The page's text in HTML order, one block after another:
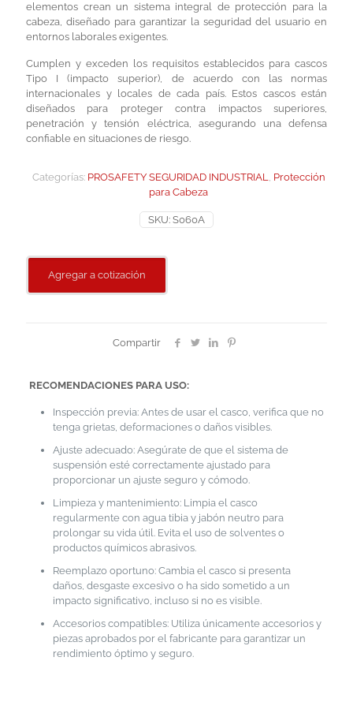
elementos crean un sistema integral de protección para la
cabeza, diseñado para garantizar la seguridad del usuario en
entornos laborales exigentes.
Cumplen y exceden los requisitos establecidos para cascos
Tipo I (impacto superior), de acuerdo con las normas
internacionales y locales de cada país. Estos cascos están
diseñados para proteger contra impactos superiores,
penetración y tensión eléctrica, asegurando una defensa
confiable en situaciones de riesgo.
SKU: S060A
Categorías: PROSAFETY SEGURIDAD INDUSTRIAL, Protección
para Cabeza
Agregar a cotización
Compartir
RECOMENDACIONES PARA USO:
Inspección previa: Antes de usar el casco, verifica que no
tenga grietas, deformaciones o daños visibles.
Ajuste adecuado: Asegúrate de que el sistema de
suspensión esté correctamente ajustado para
proporcionar un ajuste seguro y cómodo.
Limpieza y mantenimiento: Limpia el casco
regularmente con agua tibia y jabón neutro para
prolongar su vida útil. Evita el uso de solventes o
productos químicos abrasivos.
Reemplazo oportuno: Cambia el casco si presenta
daños, desgaste excesivo o ha sido sometido a un
impacto significativo, incluso si no es visible.
Accesorios compatibles: Utiliza únicamente accesorios y
piezas aprobados por el fabricante para garantizar un
rendimiento óptimo y seguro.